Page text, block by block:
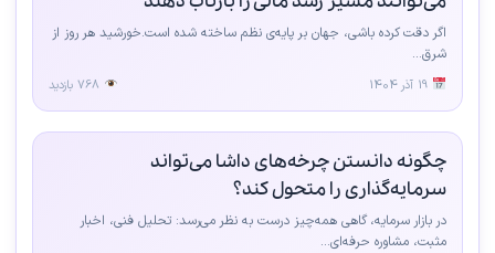
اگر دقت کرده باشی، جهان بر پایه‌ی نظم ساخته شده است.خورشید هر روز از
شرق...
چگونه دانستن چرخه‌های داشا می‌تواند
سرمایه‌گذاری را متحول کند؟
در بازار سرمایه، گاهی همه‌چیز درست به نظر می‌رسد: تحلیل فنی، اخبار
مثبت، مشاوره حرفه‌ای...